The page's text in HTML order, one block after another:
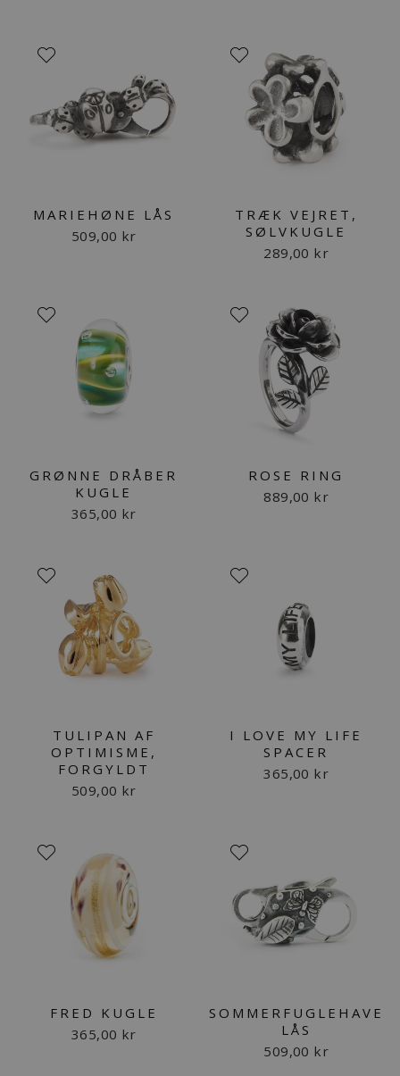
MARIEHØNE LÅS
509,00 kr
TRÆK VEJRET,
SØLVKUGLE
289,00 kr
GRØNNE DRÅBER
KUGLE
365,00 kr
ROSE RING
889,00 kr
TULIPAN AF
OPTIMISME,
FORGYLDT
509,00 kr
I LOVE MY LIFE
SPACER
365,00 kr
FRED KUGLE
365,00 kr
SOMMERFUGLEHAVE
LÅS
509,00 kr